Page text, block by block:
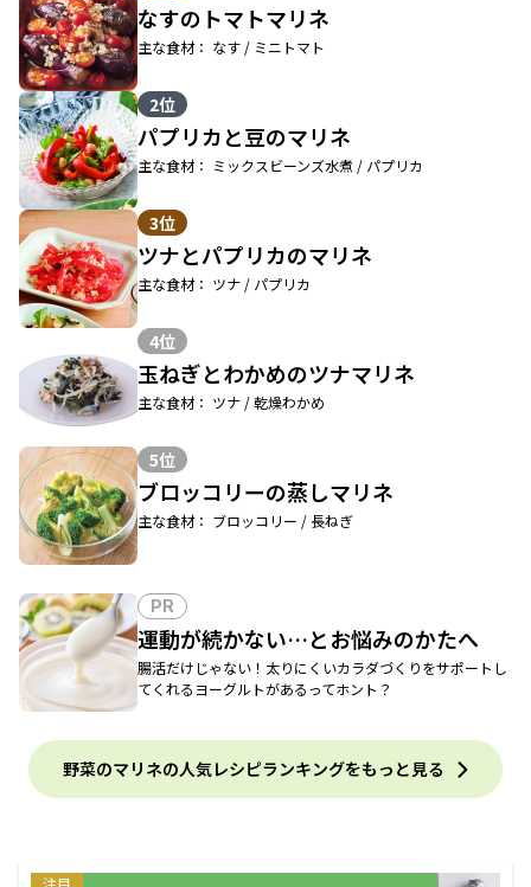
なすのトマトマリネ
主な食材： なす / ミニトマト
2位
パプリカと豆のマリネ
主な食材： ミックスビーンズ水煮 / パプリカ
3位
ツナとパプリカのマリネ
主な食材： ツナ / パプリカ
4位
玉ねぎとわかめのツナマリネ
主な食材： ツナ / 乾燥わかめ
5位
ブロッコリーの蒸しマリネ
主な食材： ブロッコリー / 長ねぎ
PR
運動が続かない…とお悩みのかたへ
腸活だけじゃない！太りにくいカラダづくりをサポートし
てくれるヨーグルトがあるってホント？
野菜のマリネの人気レシピランキングをもっと見る